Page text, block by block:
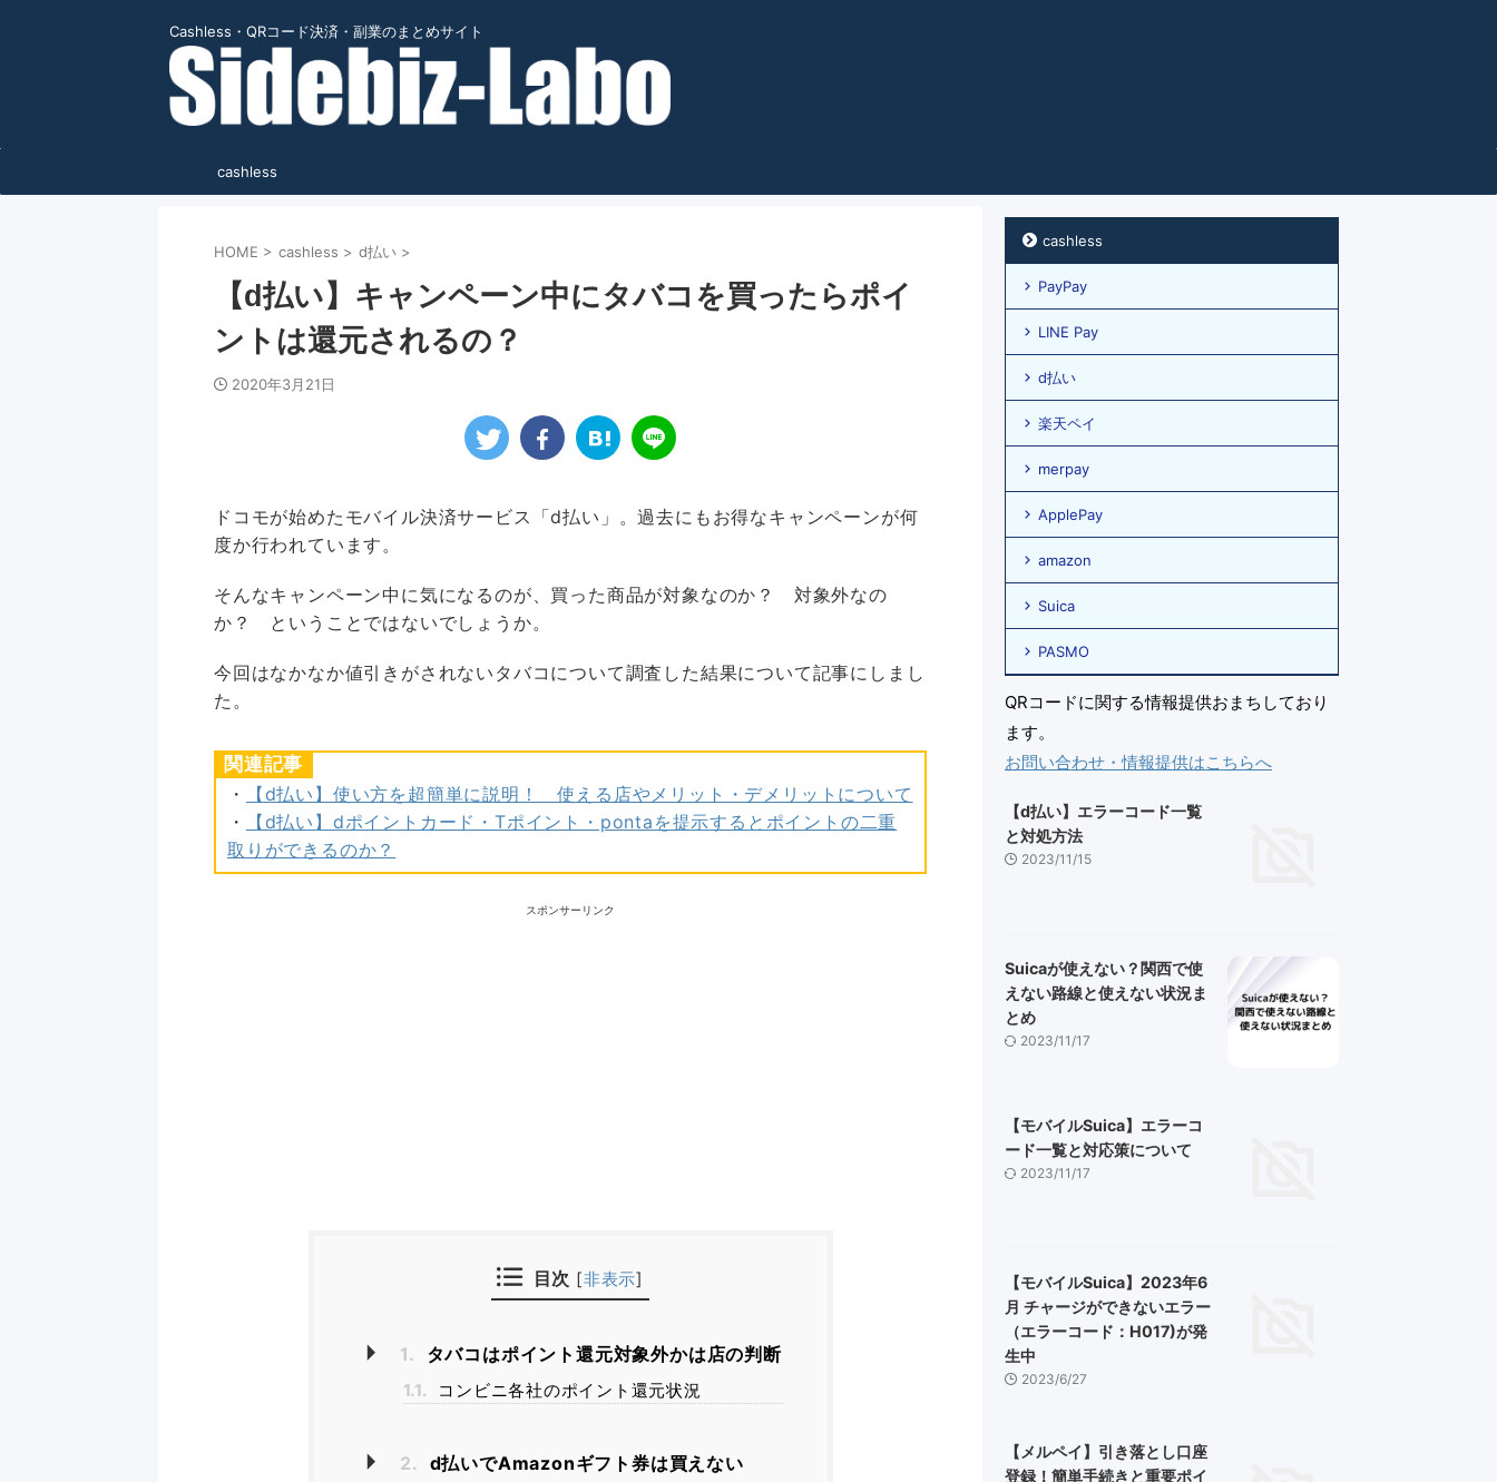
Cashless・QRコード決済・副業のまとめサイト
cashless
HOME > cashless > d払い >
【d払い】キャンペーン中にタバコを買ったらポイ
ントは還元されるの？
2020年3月21日
ドコモが始めたモバイル決済サービス「d払い」。過去にもお得なキャンペーンが何
度か行われています。
そんなキャンペーン中に気になるのが、買った商品が対象なのか？ 対象外なの
か？ ということではないでしょうか。
今回はなかなか値引きがされないタバコについて調査した結果について記事にしまし
た。
関連記事
・
【d払い】使い方を超簡単に説明！ 使える店やメリット・デメリットについて
・
【d払い】dポイントカード・Tポイント・pontaを提示するとポイントの二重
取りができるのか？
スポンサーリンク
目次 [非表示]
1. タバコはポイント還元対象外かは店の判断
1.1. コンビニ各社のポイント還元状況
2. d払いでAmazonギフト券は買えない
cashless
PayPay
LINE Pay
d払い
楽天ペイ
merpay
ApplePay
amazon
Suica
PASMO
QRコードに関する情報提供おまちしており
ます。
お問い合わせ・情報提供はこちらへ
【d払い】エラーコード一覧
と対処方法
2023/11/15
Suicaが使えない？関西で使
えない路線と使えない状況ま
とめ
2023/11/17
【モバイルSuica】エラーコ
ード一覧と対応策について
2023/11/17
【モバイルSuica】2023年6
月 チャージができないエラー
（エラーコード：H017)が発
生中
2023/6/27
【メルペイ】引き落とし口座
登録！簡単手続きと重要ポイ